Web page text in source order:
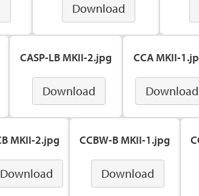
Download
CASP-LB MKII-2.jpg
Download
CCA MKII-
Download
MKII-2.jpg
Download
CCBW-B MKII-1.jpg
Download